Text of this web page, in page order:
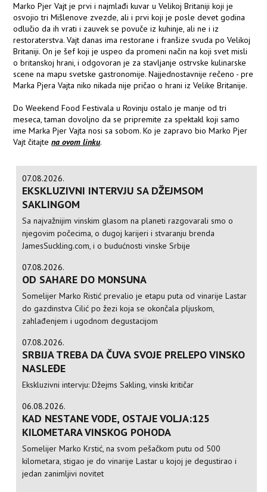
Marko Pjer Vajt je prvi i najmlađi kuvar u Velikoj Britaniji koji je
osvojio tri Mišlenove zvezde, ali i prvi koji je posle devet godina
odlučio da ih vrati i zauvek se povuče iz kuhinje, ali ne i iz
restoraterstva. Vajt danas ima restorane i franšize svuda po Velikoj
Britaniji. On je šef koji je uspeo da promeni način na koji svet misli
o britanskoj hrani, i odgovoran je za stavljanje ostrvske kulinarske
scene na mapu svetske gastronomije. Najjednostavnije rečeno - pre
Marka Pjera Vajta niko nikada nije pričao o hrani iz Velike Britanije.
Do Weekend Food Festivala u Rovinju ostalo je manje od tri
meseca, taman dovoljno da se pripremite za spektakl koji samo
ime Marka Pjer Vajta nosi sa sobom. Ko je zapravo bio Marko Pjer
Vajt čitajtena ovom linku.
07.08.2026.
EKSKLUZIVNI INTERVJU SA DŽEJMSOM
SAKLINGOM
Sa najvažnijim vinskim glasom na planeti razgovarali smo o
njegovim počecima, o dugoj karijeri i stvaranju brenda
JamesSuckling.com, i o budućnosti vinske Srbije
07.08.2026.
OD SAHARE DO MONSUNA
Somelijer Marko Ristić prevalio je etapu puta od vinarije Lastar
do gazdinstva Cilić po žezi koja se okončala pljuskom,
zahlađenjem i ugodnom degustacijom
07.08.2026.
SRBIJA TREBA DA ČUVA SVOJE PRELEPO VINSKO
NASLEĐE
Ekskluzivni intervju: Džejms Sakling, vinski kritičar
06.08.2026.
KAD NESTANE VODE, OSTAJE VOLJA:125
KILOMETARA VINSKOG POHODA
Somelijer Marko Krstić, na svom pešačkom putu od 500
kilometara, stigao je do vinarije Lastar u kojoj je degustirao i
jedan zanimljivi novitet